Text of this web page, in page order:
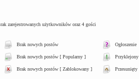
zarejestrowanych użytkowników oraz 4 gości
Brak nowych postów Ogłoszenie
Brak nowych postów [ Popularny ] Przyklejony
Brak nowych postów [ Zablokowany ] Przesunięty